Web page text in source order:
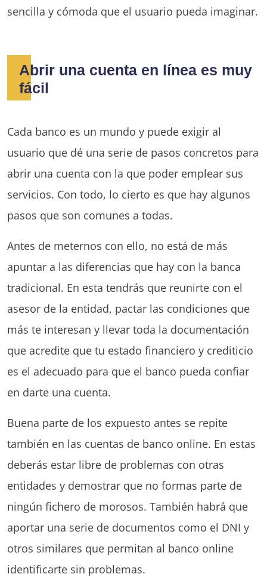
sencilla y cómoda que el usuario pueda imaginar.
Abrir una cuenta en línea es muy
fácil
Cada banco es un mundo y puede exigir al
usuario que dé una serie de pasos concretos para
abrir una cuenta con la que poder emplear sus
servicios. Con todo, lo cierto es que hay algunos
pasos que son comunes a todas.
Antes de meternos con ello, no está de más
apuntar a las diferencias que hay con la banca
tradicional. En esta tendrás que reunirte con el
asesor de la entidad, pactar las condiciones que
más te interesan y llevar toda la documentación
que acredite que tu estado financiero y crediticio
es el adecuado para que el banco pueda confiar
en darte una cuenta.
Buena parte de los expuesto antes se repite
también en las cuentas de banco online. En estas
deberás estar libre de problemas con otras
entidades y demostrar que no formas parte de
ningún fichero de morosos. También habrá que
aportar una serie de documentos como el DNI y
otros similares que permitan al banco online
identificarte sin problemas.